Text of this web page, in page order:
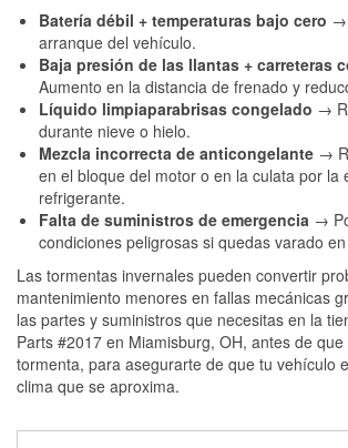
Batería débil + temperaturas bajo cero →
arranque del vehículo.
Baja presión de las llantas + carreteras
Aumento en la distancia de frenado y
Líquido limpiaparabrisas congelado →
durante nieve o hielo.
Mezcla incorrecta de anticongelante →
en el bloque del motor o en la culata por la
refrigerante.
Falta de suministros de emergencia →
condiciones peligrosas si quedas varado
Las tormentas invernales pueden convertir
mantenimiento menores en fallas mecánicas
las partes y suministros que necesitas en la
Parts #2017 en Miamisburg, OH, antes de
tormenta, para asegurarte de que tu vehículo
clima que se aproxima.